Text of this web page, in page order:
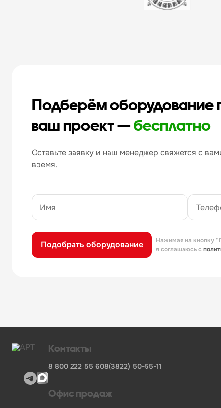
Подберём оборудование
ваш проект —бесплатно
Оставьте заявку и наш менеджер свяжется с
время.
Подобрать оборудование
Нажимая на кнопку
я соглашаюсь с
Контакты
8 800 222 55 608(3822) 50-55-11
Офис продаж